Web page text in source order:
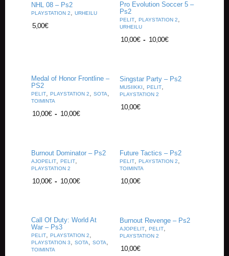
NHL 08 – Ps2
PLAYSTATION 2, URHEILU
5,00€
Pro Evolution Soccer 5 –
Ps2
PELIT, PLAYSTATION 2,
URHEILU
10,00€ - 10,00€
Medal of Honor Frontline –
PS2
PELIT, PLAYSTATION 2, SOTA,
TOIMINTA
10,00€ - 10,00€
Singstar Party – Ps2
MUSIIKKI, PELIT,
PLAYSTATION 2
10,00€
Burnout Dominator – Ps2
AJOPELIT, PELIT,
PLAYSTATION 2
10,00€ - 10,00€
Future Tactics – Ps2
PELIT, PLAYSTATION 2,
TOIMINTA
10,00€
Call Of Duty: World At
War – Ps3
PELIT, PLAYSTATION 2,
PLAYSTATION 3, SOTA, SOTA,
TOIMINTA
Burnout Revenge – Ps2
AJOPELIT, PELIT,
PLAYSTATION 2
10,00€